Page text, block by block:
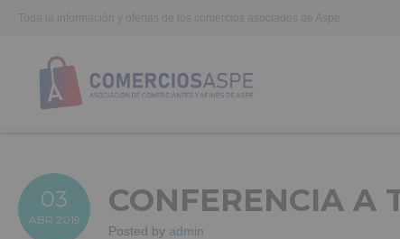
03
ABR 2019
CONFERENCIA A
Posted by admin